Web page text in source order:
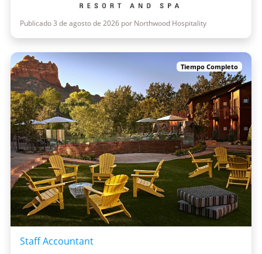
Publicado 3 de agosto de 2026 por Northwood Hospitality
Tiempo Completo
Staff Accountant